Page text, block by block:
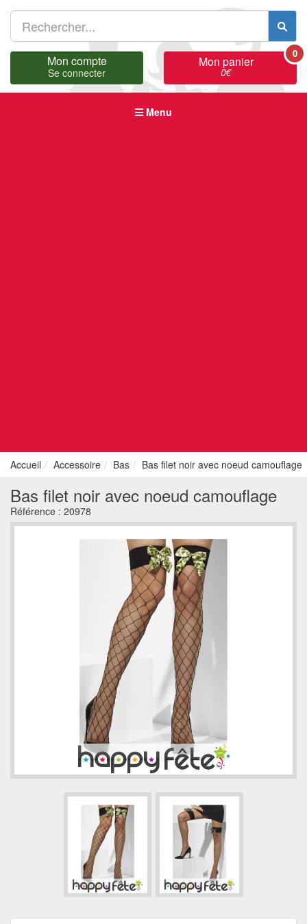
Mon compte
Se connecter
Mon panier
0€
0
Menu
Accueil Accessoire Bas Bas filet noir avec noeud camouflage
Bas filet noir avec noeud camouflage
Référence : 20978